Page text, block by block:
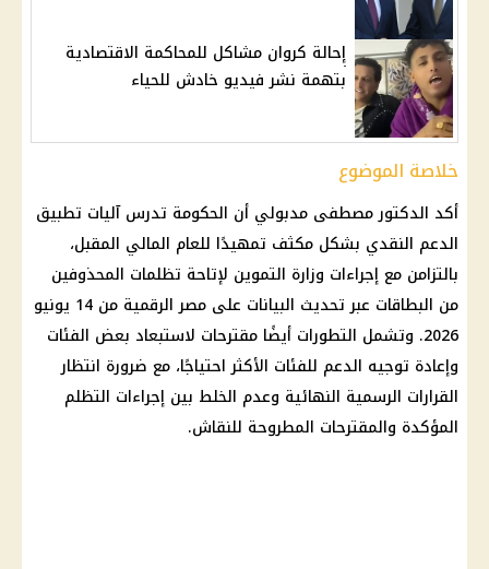
إحالة كروان مشاكل للمحاكمة الاقتصادية
بتهمة نشر فيديو خادش للحياء
خلاصة الموضوع
أكد الدكتور مصطفى مدبولي أن الحكومة تدرس آليات تطبيق
الدعم النقدي بشكل مكثف تمهيدًا للعام المالي المقبل،
بالتزامن مع إجراءات وزارة التموين لإتاحة تظلمات المحذوفين
من البطاقات عبر تحديث البيانات على مصر الرقمية
من 14 يونيو
2026. وتشمل التطورات أيضًا مقترحات لاستبعاد بعض الفئات
وإعادة توجيه الدعم للفئات الأكثر احتياجًا، مع ضرورة انتظار
القرارات الرسمية النهائية وعدم الخلط بين إجراءات التظلم
المؤكدة والمقترحات المطروحة للنقاش.